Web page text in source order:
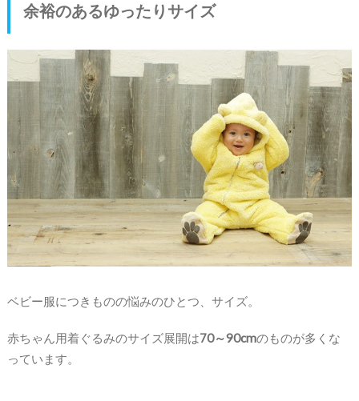
余裕のあるゆったりサイズ
ベビー服につきものの悩みのひとつ、サイズ。
赤ちゃん用着ぐるみのサイズ展開は70～90cmのものが多くな
っています。